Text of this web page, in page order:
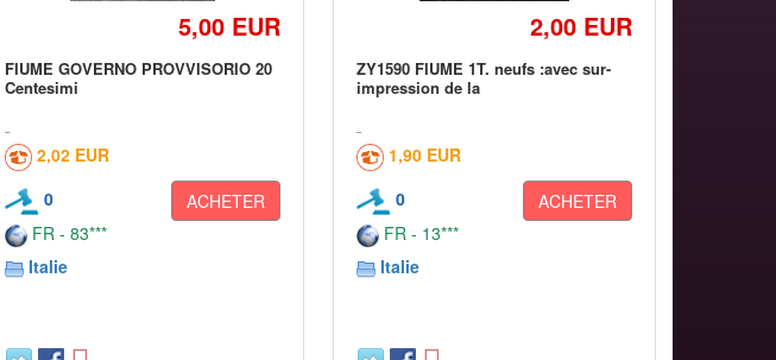
5,00 EUR
FIUME GOVERNO PROVVISORIO 20
Centesimi
2,02 EUR
0
ACHETER
FR - 83***
Italie
2,00 EUR
ZY1590 FIUME 1T. neufs :avec sur-
impression de la
1,90 EUR
0
ACHETER
FR - 13***
Italie